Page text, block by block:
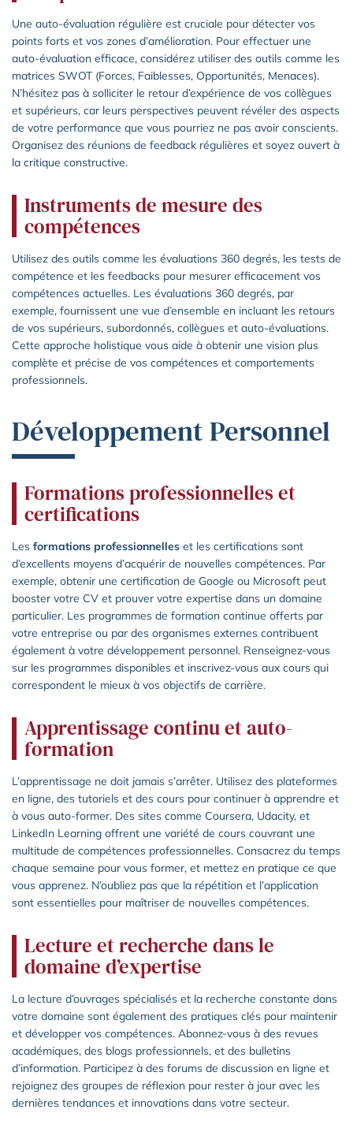
Une auto-évaluation régulière est cruciale pour détecter vos
points forts et vos zones d’amélioration. Pour effectuer une
auto-évaluation efficace, considérez utiliser des outils comme les
matrices SWOT (Forces, Faiblesses, Opportunités, Menaces).
N’hésitez pas à solliciter le retour d’expérience de vos collègues
et supérieurs, car leurs perspectives peuvent révéler des aspects
de votre performance que vous pourriez ne pas avoir conscients.
Organisez des réunions de feedback régulières et soyez ouvert à
la critique constructive.
Instruments de mesure des
compétences
Utilisez des outils comme les évaluations 360 degrés, les tests de
compétence et les feedbacks pour mesurer efficacement vos
compétences actuelles. Les évaluations 360 degrés, par
exemple, fournissent une vue d’ensemble en incluant les retours
de vos supérieurs, subordonnés, collègues et auto-évaluations.
Cette approche holistique vous aide à obtenir une vision plus
complète et précise de vos compétences et comportements
professionnels.
Développement Personnel
Formations professionnelles et
certifications
Les formations professionnelles et les certifications sont
d’excellents moyens d’acquérir de nouvelles compétences. Par
exemple, obtenir une certification de Google ou Microsoft peut
booster votre CV et prouver votre expertise dans un domaine
particulier. Les programmes de formation continue offerts par
votre entreprise ou par des organismes externes contribuent
également à votre développement personnel. Renseignez-vous
sur les programmes disponibles et inscrivez-vous aux cours qui
correspondent le mieux à vos objectifs de carrière.
Apprentissage continu et auto-
formation
L’apprentissage ne doit jamais s’arrêter. Utilisez des plateformes
en ligne, des tutoriels et des cours pour continuer à apprendre et
à vous auto-former. Des sites comme Coursera, Udacity, et
LinkedIn Learning offrent une variété de cours couvrant une
multitude de compétences professionnelles. Consacrez du temps
chaque semaine pour vous former, et mettez en pratique ce que
vous apprenez. N’oubliez pas que la répétition et l’application
sont essentielles pour maîtriser de nouvelles compétences.
Lecture et recherche dans le
domaine d’expertise
La lecture d’ouvrages spécialisés et la recherche constante dans
votre domaine sont également des pratiques clés pour maintenir
et développer vos compétences. Abonnez-vous à des revues
académiques, des blogs professionnels, et des bulletins
d’information. Participez à des forums de discussion en ligne et
rejoignez des groupes de réflexion pour rester à jour avec les
dernières tendances et innovations dans votre secteur.